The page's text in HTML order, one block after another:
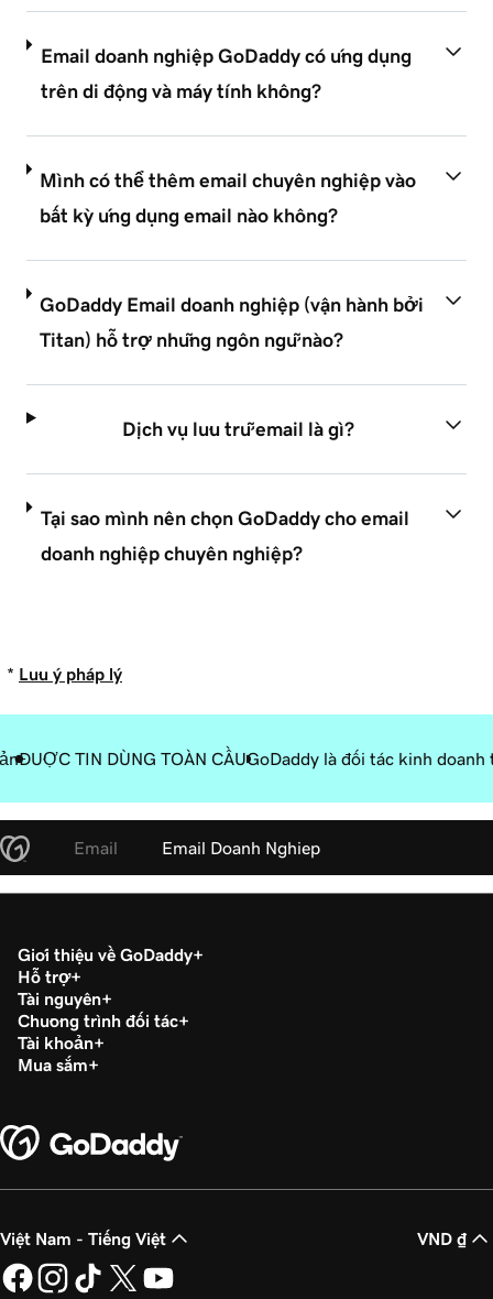
Email doanh nghiệp GoDaddy có ứng dụng
trên di động và máy tính không?
Mình có thể thêm email chuyên nghiệp vào
bất kỳ ứng dụng email nào không?
GoDaddy Email doanh nghiệp (vận hành bởi
Titan) hỗ trợ những ngôn ngữ nào?
Dịch vụ lưu trữ email là gì?
Tại sao mình nên chọn GoDaddy cho email
doanh nghiệp chuyên nghiệp?
* Lưu ý pháp lý
ĐƯỢC TIN DÙNG TOÀN CẦUGoDaddy là đối tác kinh doanh
Email Email Doanh Nghiep
Giới thiệu về GoDaddy
Hỗ trợ
Tài nguyên
Chương trình đối tác
Tài khoản
Mua sắm
Việt Nam - Tiếng Việt VND ₫